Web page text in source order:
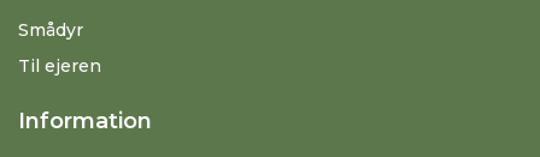
Smådyr
Til ejeren
Information